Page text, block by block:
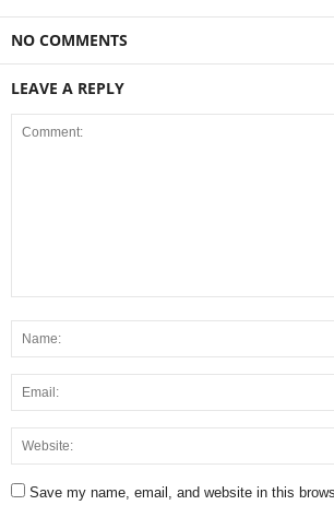
NO COMMENTS
LEAVE A REPLY
Save my name, email, and website in this